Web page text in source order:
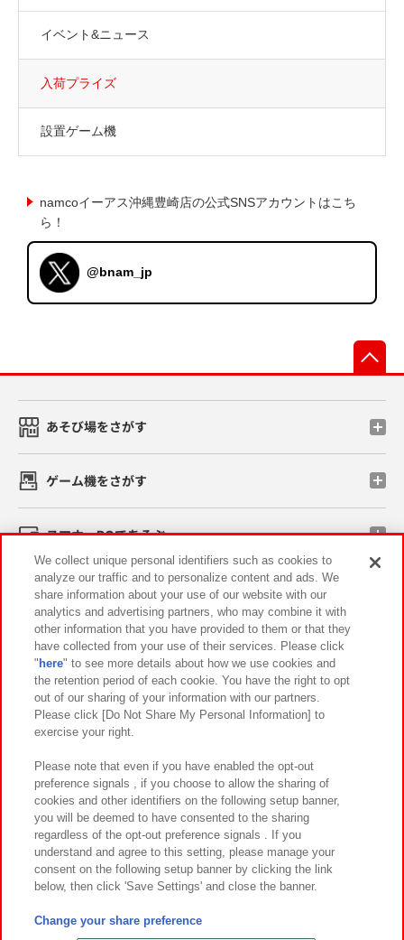
イベント&ニュース
入荷プライズ
設置ゲーム機
namcoイーアス沖縄豊崎店の公式SNSアカウントはこち
ら！
@bnam_jp
あそび場をさがす
ゲーム機をさがす
スマホ・PCであそぶ
イベント・キャンペーン
関連会社 サステナビリティ サイトポリシー
プライバシーポリシー ウェブアクセシビリティ方針と検証結果
お取引先さまとともに
カスタマーハラスメント対応方針 よくあるご質問・お問い合わせ
©Bandai Namco Amusement Inc.
©Bandai Namco Amusement Lab Inc.
We collect unique personal identifiers such as cookies to
analyze our traffic and to personalize content and ads. We
share information about your use of our website with our
analytics and advertising partners, who may combine it with
other information that you have provided to them or that they
have collected from your use of their services. Please click
" here" to see more details about how we use cookies and
the retention period of each cookie. You have the right to opt
out of our sharing of your information with our partners.
Please click [Do Not Share My Personal Information] to
exercise your right.
Please note that even if you have enabled the opt-out
preference signals , if you choose to allow the sharing of
cookies and other identifiers on the following setup banner,
you will be deemed to have consented to the sharing
regardless of the opt-out preference signals . If you
understand and agree to this setting, please manage your
consent on the following setup banner by clicking the link
below, then click 'Save Settings' and close the banner.
Change your share preference